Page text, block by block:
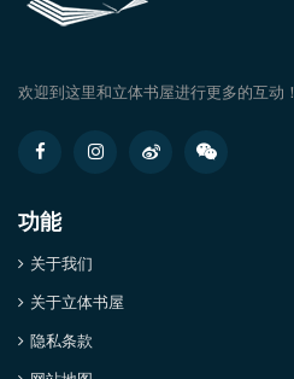
欢迎到这里和立体书屋进行更多的互动！
功能
关于我们
关于立体书屋
隐私条款